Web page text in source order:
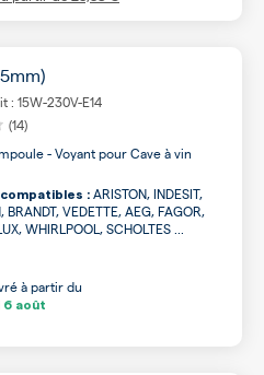
: 15W-230V-E14
(14)
- Voyant pour Cave à vin
: ARISTON, INDESIT,
BRANDT, VEDETTE, AEG, FAGOR,
WHIRLPOOL, SCHOLTES ...
à partir du
6 août